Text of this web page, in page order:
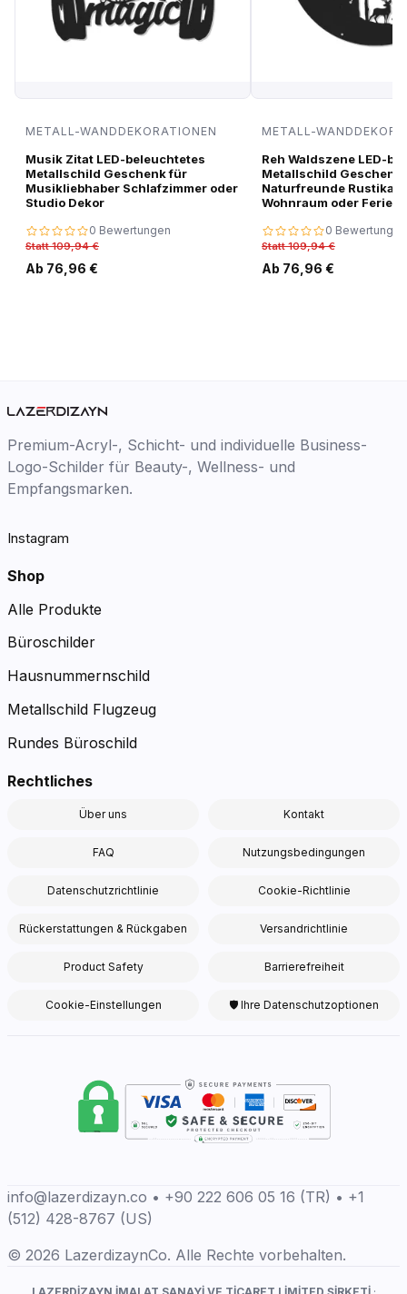
METALL-WANDDEKORATIONEN
Musik Zitat LED-beleuchtetes
Metallschild Geschenk für
Musikliebhaber Schlafzimmer oder
Studio Dekor
0 Bewertungen
Statt 109,94 €
Ab 76,96 €
METALL-
Reh Waldszene LED-
Metallschild Geschenk
Naturfreunde
Wohnraum oder
0 Bewertungen
Statt 109,94 €
Ab 76,96 €
Premium-Acryl-, Schicht- und individuelle Business-
Logo-Schilder für Beauty-, Wellness- und
Empfangsmarken.
Instagram
Shop
Alle Produkte
Büroschilder
Hausnummernschild
Metallschild Flugzeug
Rundes Büroschild
Rechtliches
Über uns Kontakt
FAQ Nutzungsbedingungen
Datenschutzrichtlinie Cookie-Richtlinie
Rückerstattungen & Rückgaben Versandrichtlinie
Product Safety Barrierefreiheit
Cookie-Einstellungen 🛡 Ihre Datenschutzoptionen
info@lazerdizayn.co • +90 222 606 05 16 (TR) • +1
(512) 428-8767 (US)
© 2026 LazerdizaynCo. Alle Rechte vorbehalten.